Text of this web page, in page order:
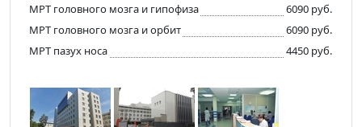
МРТ головного мозга и гипофиза
6090 руб.
МРТ головного мозга и орбит
6090 руб.
МРТ пазух носа
4450 руб.